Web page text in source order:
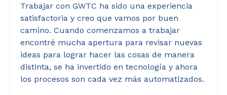
Trabajar con GWTC ha sido una experiencia
satisfactoria y creo que vamos por buen
camino. Cuando comenzamos a trabajar
encontré mucha apertura para revisar nuevas
ideas para lograr hacer las cosas de manera
distinta, se ha invertido en tecnología y ahora
los procesos son cada vez más automatizados.